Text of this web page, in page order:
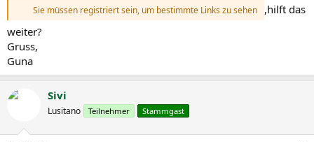
Sie müssen registriert sein, um bestimmte Links zu sehen
,hilft das
weiter?
Gruss,
Guna
Sivi
Lusitano Teilnehmer Stammgast